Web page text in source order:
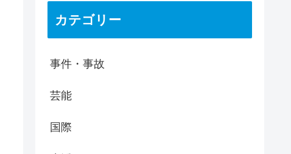
カテゴリー
事件・事故
芸能
国際